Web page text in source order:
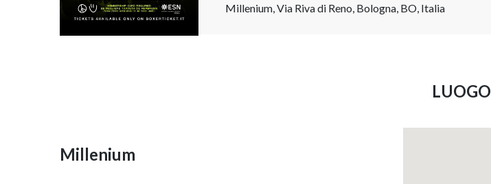
Millenium, Via Riva di Reno, Bologna, BO, Italia
LUOGO
Millenium